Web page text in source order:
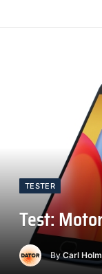
TESTER
Test:
By Carl